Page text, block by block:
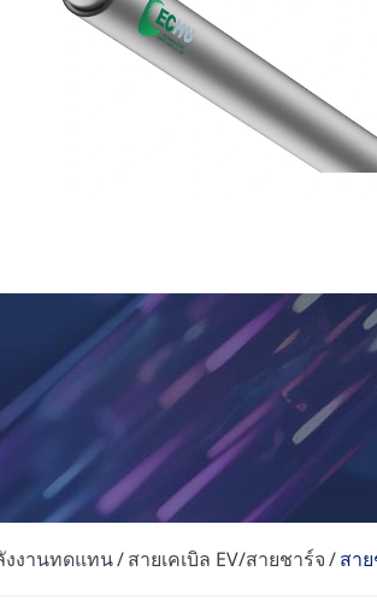
งงานทดแทน สายเคเบิล EV/สายชาร์จ สา